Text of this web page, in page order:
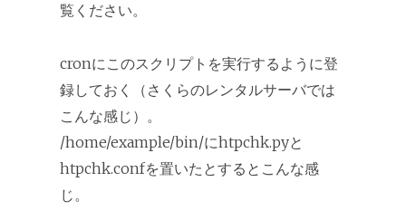
覧ください。
cronにこのスクリプトを実行するように登
録しておく（さくらのレンタルサーバでは
こんな感じ）。
/home/example/bin/にhtpchk.pyと
htpchk.confを置いたとするとこんな感
じ。